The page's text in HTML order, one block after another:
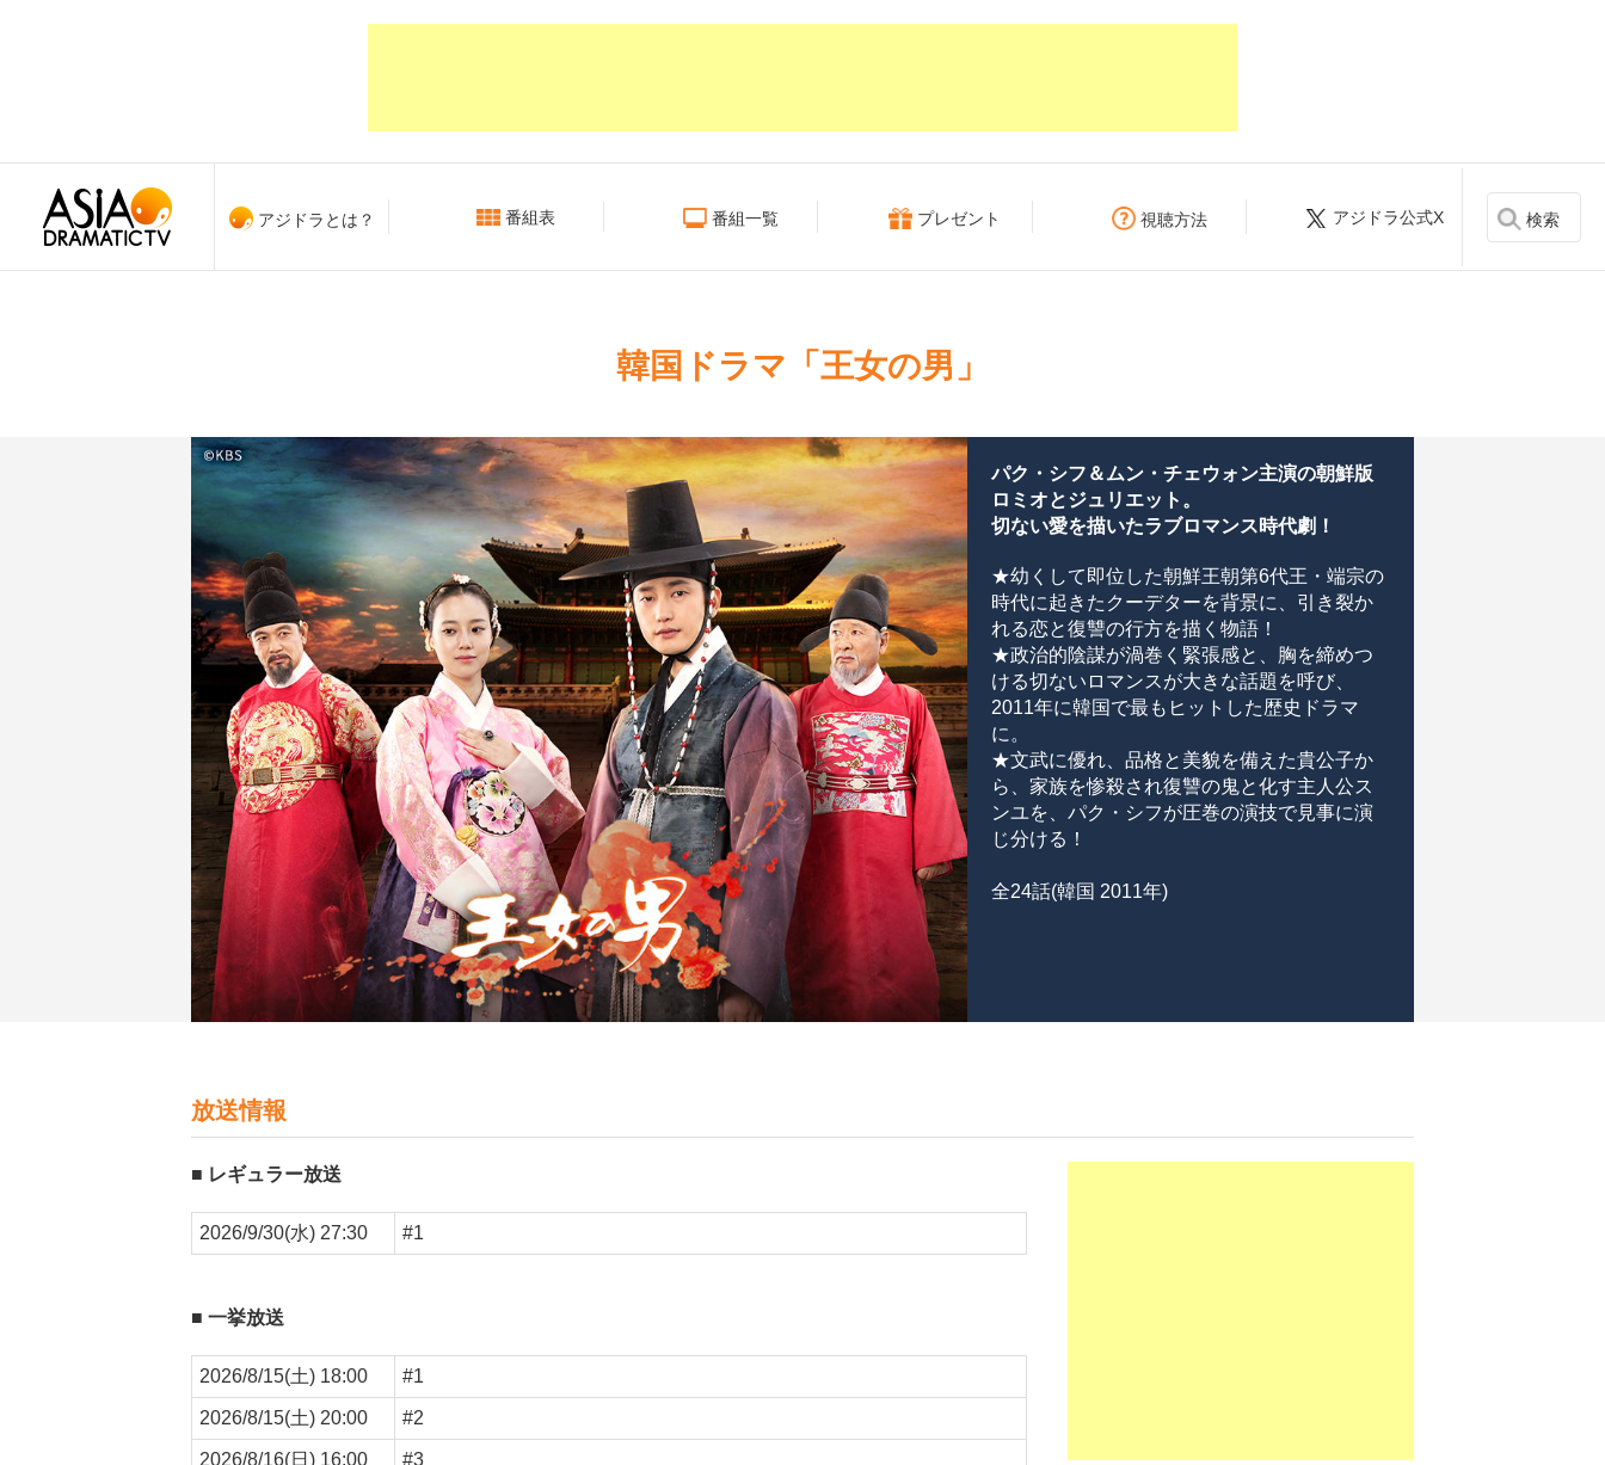
アジドラとは？ 番組表 番組一覧 プレゼント 視聴方法 アジドラ公式X 検索
韓国ドラマ「王女の男」
パク・シフ＆ムン・チェウォン主演の朝鮮版
ロミオとジュリエット。
切ない愛を描いたラブロマンス時代劇！
★幼くして即位した朝鮮王朝第6代王・端宗の
時代に起きたクーデターを背景に、引き裂か
れる恋と復讐の行方を描く物語！
★政治的陰謀が渦巻く緊張感と、胸を締めつ
ける切ないロマンスが大きな話題を呼び、
2011年に韓国で最もヒットした歴史ドラマ
に。
★文武に優れ、品格と美貌を備えた貴公子か
ら、家族を惨殺され復讐の鬼と化す主人公ス
ンユを、パク・シフが圧巻の演技で見事に演
じ分ける！
全24話(韓国 2011年)
放送情報
レギュラー放送
2026/9/30(水) 27:30 #1
一挙放送
2026/8/15(土) 18:00 #1
2026/8/15(土) 20:00 #2
2026/8/16(日) 16:00 #3